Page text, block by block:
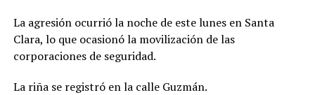
La agresión ocurrió la noche de este lunes en Santa
Clara, lo que ocasionó la movilización de las
corporaciones de seguridad.
La riña se registró en la calle Guzmán.